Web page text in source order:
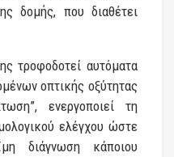
δομής, που διαθέτει
τροφοδοτεί αυτόματα
οπτικής οξύτητας
ενεργοποιεί τη
ελέγχου ώστε
διάγνωση κάποιου